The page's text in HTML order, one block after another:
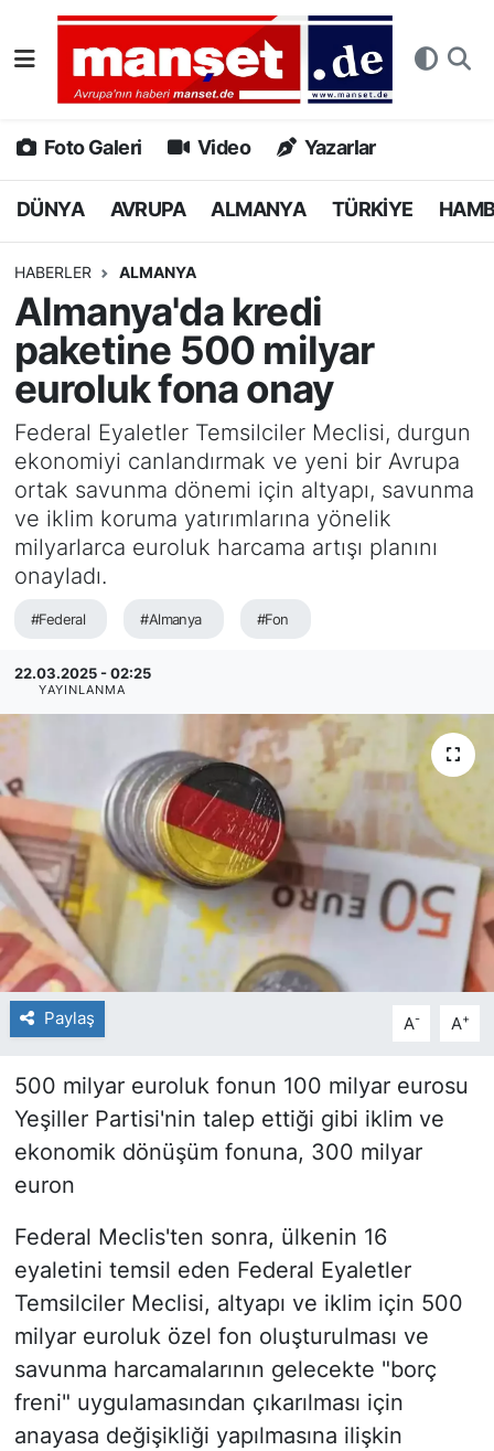
Foto Galeri Video Yazarlar
DÜNYA AVRUPA ALMANYA TÜRKİYE
HABERLER ALMANYA
Almanya'da kredi
paketine 500 milyar
euroluk fona onay
Federal Eyaletler Temsilciler Meclisi, durgun
ekonomiyi canlandırmak ve yeni bir Avrupa
ortak savunma dönemi için altyapı, savunma
ve iklim koruma yatırımlarına yönelik
milyarlarca euroluk harcama artışı planını
onayladı.
#Federal #Almanya #Fon
22.03.2025 - 02:25
YAYINLANMA
Paylaş A- A+
500 milyar euroluk fonun 100 milyar eurosu
Yeşiller Partisi'nin talep ettiği gibi iklim ve
ekonomik dönüşüm fonuna, 300 milyar
euron
Federal Meclis'ten sonra, ülkenin 16
eyaletini temsil eden Federal Eyaletler
Temsilciler Meclisi, altyapı ve iklim için 500
milyar euroluk özel fon oluşturulması ve
savunma harcamalarının gelecekte "borç
freni" uygulamasından çıkarılması için
anayasa değişikliği yapılmasına ilişkin
DÜNYA
AVRUPA
ALMANYA
HAMBURG
SPOR
DEUTSCH
EKONOMİ
SİYASET
SAĞLIK
Nöbetçi Eczaneler
Hava Durumu
Namaz Vakitleri
Puan Durumu ve Fikstür
Tüm Manşetler
Son Dakika Haberleri
Haber Arşivi